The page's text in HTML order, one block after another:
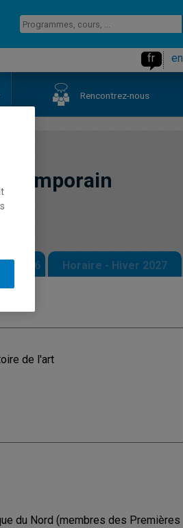
fr en
Rencontrez-nous
2026 Horaire - Hiver 2027
de l'art
du Nord (membres des Premières